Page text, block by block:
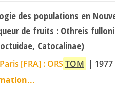
des populations en
de fruits : Othreis
Catocalinae)
Paris [FRA] : ORS TOM | 1977